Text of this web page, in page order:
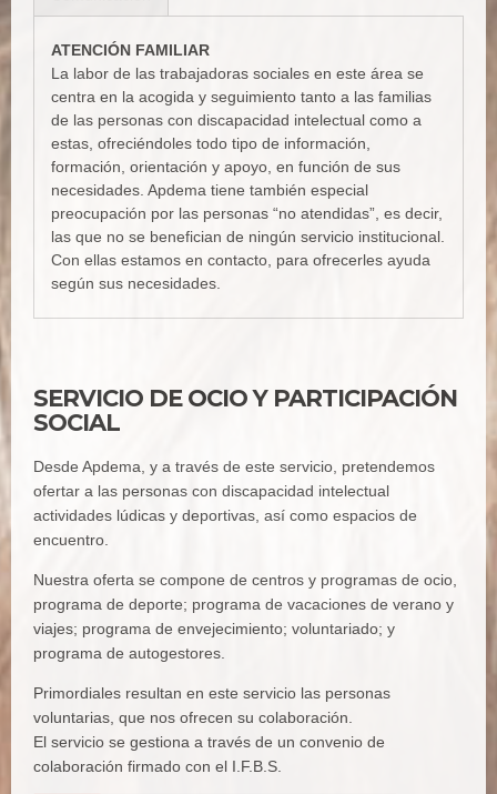
ATENCIÓN FAMILIAR
La labor de las trabajadoras sociales en este área se
centra en la acogida y seguimiento tanto a las familias
de las personas con discapacidad intelectual como a
estas, ofreciéndoles todo tipo de información,
formación, orientación y apoyo, en función de sus
necesidades. Apdema tiene también especial
preocupación por las personas “no atendidas”, es decir,
las que no se benefician de ningún servicio institucional.
Con ellas estamos en contacto, para ofrecerles ayuda
según sus necesidades.
SERVICIO DE OCIO Y PARTICIPACIÓN
SOCIAL
Desde Apdema, y a través de este servicio, pretendemos
ofertar a las personas con discapacidad intelectual
actividades lúdicas y deportivas, así como espacios de
encuentro.
Nuestra oferta se compone de centros y programas de ocio,
programa de deporte; programa de vacaciones de verano y
viajes; programa de envejecimiento; voluntariado; y
programa de autogestores.
Primordiales resultan en este servicio las personas
voluntarias, que nos ofrecen su colaboración.
El servicio se gestiona a través de un convenio de
colaboración firmado con el I.F.B.S.